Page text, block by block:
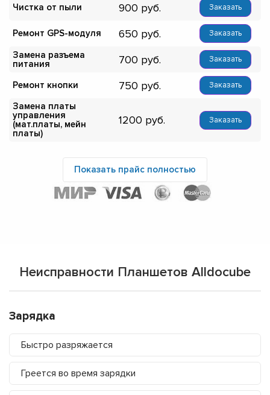
Чистка от пыли 900 Заказать
Ремонт GPS-модуля 650 Заказать
Замена разъема
питания
700 Заказать
Ремонт кнопки 750 Заказать
Замена платы
управления
(мат.платы, мейн
платы)
1200 Заказать
Показать прайс полностью
Неисправности Планшетов Alldocube
Зарядка
Быстро разряжается
Греется во время зарядки